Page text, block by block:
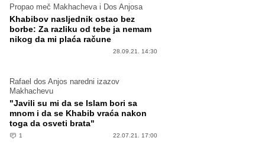
Propao meč Makhacheva i Dos Anjosa
Khabibov nasljednik ostao bez
borbe: Za razliku od tebe ja nemam
nikog da mi plaća račune
28.09.21. 14:30
Rafael dos Anjos naredni izazov
Makhachevu
"Javili su mi da se Islam bori sa
mnom i da se Khabib vraća nakon
toga da osveti brata"
1 22.07.21. 17:00